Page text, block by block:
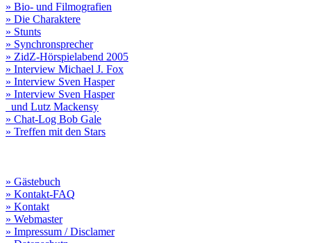
» Bio- und Filmografien
» Die Charaktere
» Stunts
» Synchronsprecher
» ZidZ-Hörspielabend 2005
» Interview Michael J. Fox
» Interview Sven Hasper
» Interview Sven Hasper
und Lutz Mackensy
» Chat-Log Bob Gale
» Treffen mit den Stars
» Gästebuch
» Kontakt-FAQ
» Kontakt
» Webmaster
» Impressum / Disclamer